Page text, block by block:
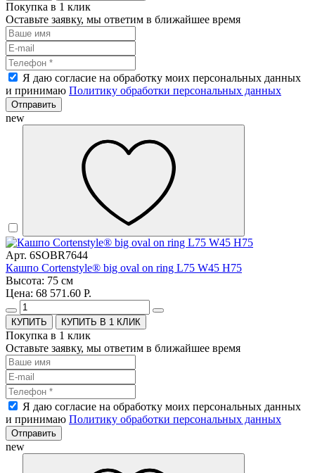
Покупка в 1 клик
Оставьте заявку, мы ответим в ближайшее время
Я даю согласие на обработку моих персональных данных
и принимаю Политику обработки персональных данных
Отправить
new
Арт. 6SOBR7644
Кашпо Cortenstyle® big oval on ring L75 W45 H75
Высота: 75 см
Цена: 68 571.60 Р.
КУПИТЬ В 1 КЛИК
Покупка в 1 клик
Оставьте заявку, мы ответим в ближайшее время
Я даю согласие на обработку моих персональных данных
и принимаю Политику обработки персональных данных
Отправить
new